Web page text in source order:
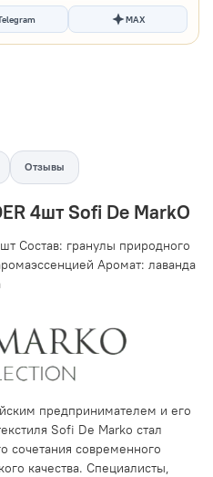
MAX
Отзывы
4шт Sofi De MarkO
Состав: гранулы природного
Аромат: лаванда
предпринимателем и его
Sofi De Marko стал
сочетания современного
качества. Специалисты,